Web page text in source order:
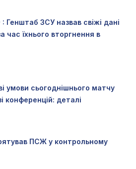
Генштаб ЗСУ назвав свіжі дані
час їхнього вторгнення в
умови сьогоднішнього матчу
конференцій: деталі
ПСЖ у контрольному